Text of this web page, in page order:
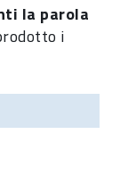
la parola
i